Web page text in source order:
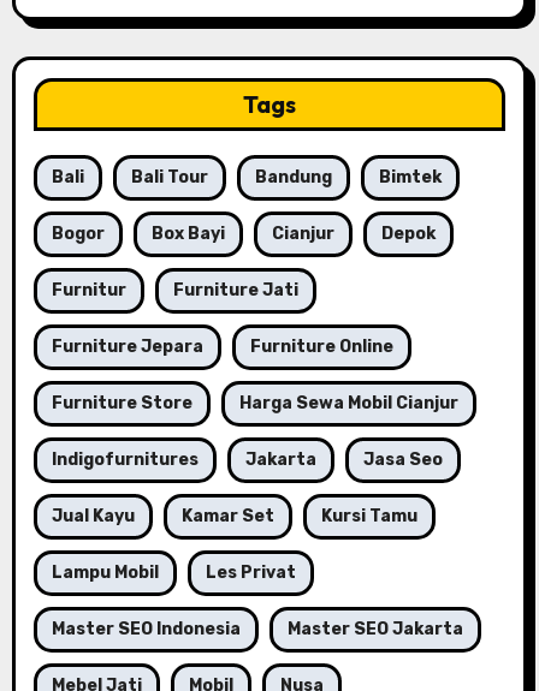
Tags
Bali Bali Tour Bandung Bimtek
Bogor Box Bayi Cianjur Depok
Furnitur Furniture Jati
Furniture Jepara Furniture Online
Furniture Store Harga Sewa Mobil Cianjur
Indigofurnitures Jakarta Jasa Seo
Jual Kayu Kamar Set Kursi Tamu
Lampu Mobil Les Privat
Master SEO Indonesia Master SEO Jakarta
Mebel Jati Mobil Nusa